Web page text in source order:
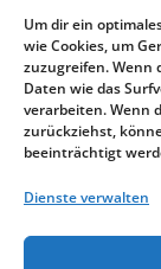
Um dir ein
wie Cookies, um
zuzugreifen. Wenn
Daten wie das
verarbeiten. Wenn
zurückziehst,
beeinträchtigt
Dienste verwalten
Anlage ist
geöffnet
freundliche
ADRESSE
TCK
In der